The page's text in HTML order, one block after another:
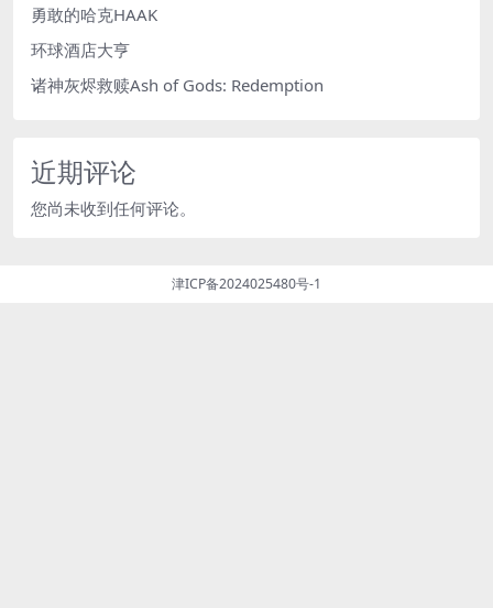
勇敢的哈克HAAK
环球酒店大亨
诸神灰烬救赎Ash of Gods: Redemption
近期评论
您尚未收到任何评论。
津ICP备2024025480号-1